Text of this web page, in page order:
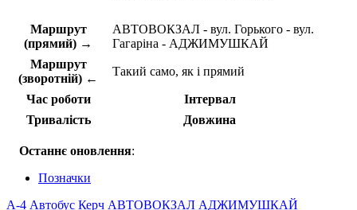
Маршрут
(прямий) →
АВТОВОКЗАЛ - вул. Горького - вул.
Гагаріна - АДЖИМУШКАЙ
Маршрут
(зворотній) ←
Такий само, як і прямий
Час роботи
Інтервал
Тривалість
Довжина
Останнє оновлення:
Позначки
A-4 Автобус Керч АВТОВОКЗАЛ АДЖИМУШКАЙ